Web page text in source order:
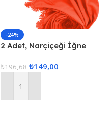
-24%
2 Adet, Narçiçeği İğne
Çeyizlik İğne Oyası Şal , 70
₺196,68 ₺149,00
Sepete Ekle